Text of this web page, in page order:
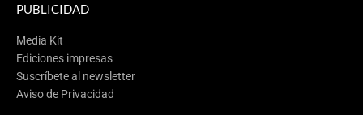
PUBLICIDAD
Media Kit
Ediciones impresas
Suscríbete al newsletter
Aviso de Privacidad